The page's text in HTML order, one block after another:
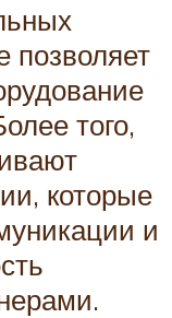
позволяет
того,
которые
и